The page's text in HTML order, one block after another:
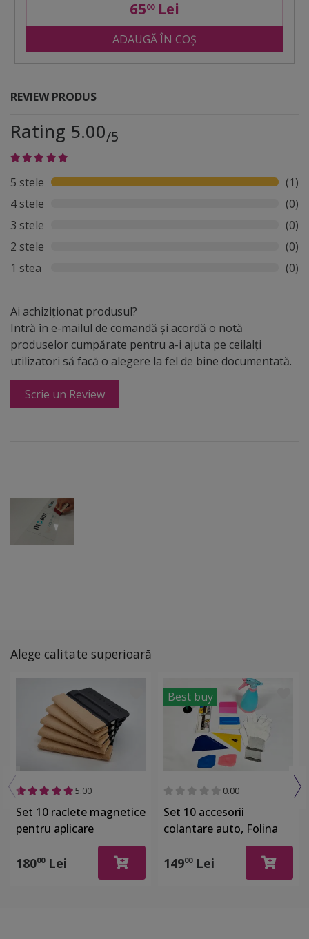
6500Lei
ADAUGĂ ÎN COȘ
REVIEW PRODUS
Rating 5.00/5
5 stele
(1)
4 stele
(0)
3 stele
(0)
2 stele
(0)
1 stea
(0)
Ai achiziționat produsul?
Intră în e-mailul de comandă și acordă o notă
produselor cumpărate pentru a-i ajuta pe ceilalți
utilizatori să facă o alegere la fel de bine documentată.
Scrie un Review
Alege calitate superioară
5.00
Set 10 raclete magnetice
pentru aplicare
autocolant la colantare
auto
18000Lei
Best buy
0.00
Set 10 accesorii
colantare auto, Folina
14900Lei